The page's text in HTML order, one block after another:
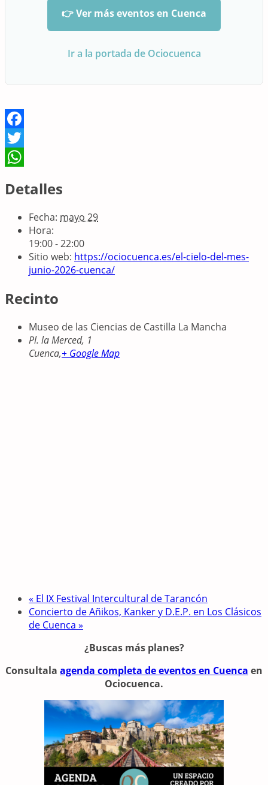
👉 Ver más eventos en Cuenca
Ir a la portada de Ociocuenca
Facebook
Twitter
Detalles
Fecha: mayo 29
Hora:
19:00 - 22:00
Sitio web: https://ociocuenca.es/el-cielo-del-mes-
junio-2026-cuenca/
Recinto
Museo de las Ciencias de Castilla La Mancha
Pl. la Merced, 1
Cuenca,+ Google Map
« El IX Festival Intercultural de Tarancón
Concierto de Añikos, Kanker y D.E.P. en Los Clásicos
de Cuenca »
¿Buscas más planes?
Consultala agenda completa de eventos en Cuenca en
Ociocuenca.